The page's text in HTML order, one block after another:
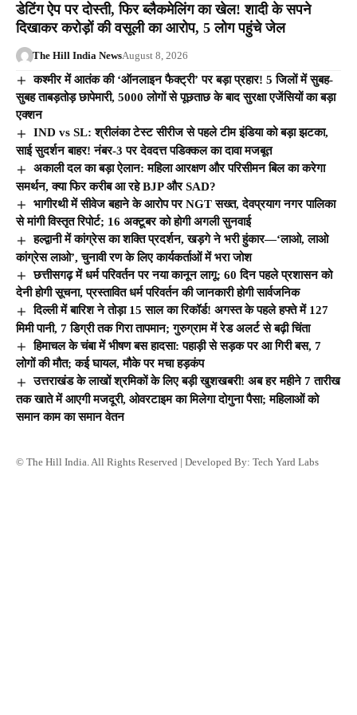
डेटिंग ऐप पर दोस्ती, फिर ब्लैकमेलिंग का खेल! शादी के सपने
दिखाकर करोड़ों की वसूली का आरोप, 5 लोग पहुंचे जेल
The Hill India NewsAugust 8, 2026
कश्मीर में आतंक की ‘ऑनलाइन फैक्ट्री’ पर बड़ा प्रहार! 5 जिलों में सुबह-
सुबह ताबड़तोड़ छापेमारी, 5000 लोगों से पूछताछ के बाद सुरक्षा एजेंसियों का बड़ा
एक्शन
IND vs SL: श्रीलंका टेस्ट सीरीज से पहले टीम इंडिया को बड़ा झटका,
साई सुदर्शन बाहर! नंबर-3 पर देवदत्त पडिक्कल का दावा मजबूत
अकाली दल का बड़ा ऐलान: महिला आरक्षण और परिसीमन बिल का करेगा
समर्थन, क्या फिर करीब आ रहे BJP और SAD?
भागीरथी में सीवेज बहाने के आरोप पर NGT सख्त, देवप्रयाग नगर पालिका
से मांगी विस्तृत रिपोर्ट; 16 अक्टूबर को होगी अगली सुनवाई
हल्द्वानी में कांग्रेस का शक्ति प्रदर्शन, खड़गे ने भरी हुंकार—‘लाओ, लाओ
कांग्रेस लाओ’, चुनावी रण के लिए कार्यकर्ताओं में भरा जोश
छत्तीसगढ़ में धर्म परिवर्तन पर नया कानून लागू: 60 दिन पहले प्रशासन को
देनी होगी सूचना, प्रस्तावित धर्म परिवर्तन की जानकारी होगी सार्वजनिक
दिल्ली में बारिश ने तोड़ा 15 साल का रिकॉर्ड! अगस्त के पहले हफ्ते में 127
मिमी पानी, 7 डिग्री तक गिरा तापमान; गुरुग्राम में रेड अलर्ट से बढ़ी चिंता
हिमाचल के चंबा में भीषण बस हादसा: पहाड़ी से सड़क पर आ गिरी बस, 7
लोगों की मौत; कई घायल, मौके पर मचा हड़कंप
उत्तराखंड के लाखों श्रमिकों के लिए बड़ी खुशखबरी! अब हर महीने 7 तारीख
तक खाते में आएगी मजदूरी, ओवरटाइम का मिलेगा दोगुना पैसा; महिलाओं को
समान काम का समान वेतन
© The Hill India. All Rights Reserved | Developed By: Tech Yard Labs